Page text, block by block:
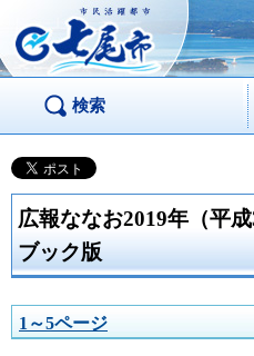
市民活躍都市 七尾
市
検索
広報ななお2019年（平
ブック版
1～5ページ